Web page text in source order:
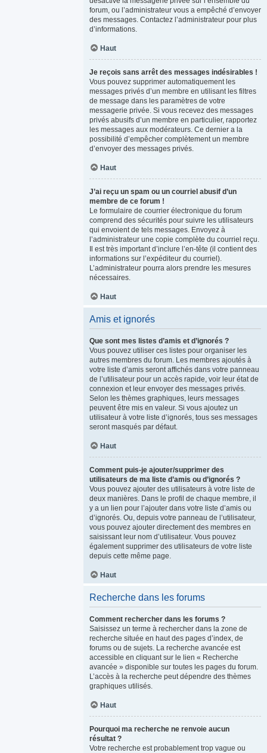
forum, ou l’administrateur vous a empêché d’envoyer
des messages. Contactez l’administrateur pour plus
d’informations.
Haut
Je reçois sans arrêt des messages indésirables !
Vous pouvez supprimer automatiquement les
messages privés d’un membre en utilisant les filtres
de message dans les paramètres de votre
messagerie privée. Si vous recevez des messages
privés abusifs d’un membre en particulier, rapportez
les messages aux modérateurs. Ce dernier a la
possibilité d’empêcher complètement un membre
d’envoyer des messages privés.
Haut
J’ai reçu un spam ou un courriel abusif d’un
membre de ce forum !
Le formulaire de courrier électronique du forum
comprend des sécurités pour suivre les utilisateurs
qui envoient de tels messages. Envoyez à
l’administrateur une copie complète du courriel reçu.
Il est très important d’inclure l’en-tête (il contient des
informations sur l’expéditeur du courriel).
L’administrateur pourra alors prendre les mesures
nécessaires.
Haut
Amis et ignorés
Que sont mes listes d’amis et d’ignorés ?
Vous pouvez utiliser ces listes pour organiser les
autres membres du forum. Les membres ajoutés à
votre liste d’amis seront affichés dans votre panneau
de l’utilisateur pour un accès rapide, voir leur état de
connexion et leur envoyer des messages privés.
Selon les thèmes graphiques, leurs messages
peuvent être mis en valeur. Si vous ajoutez un
utilisateur à votre liste d’ignorés, tous ses messages
seront masqués par défaut.
Haut
Comment puis-je ajouter/supprimer des
utilisateurs de ma liste d’amis ou d’ignorés ?
Vous pouvez ajouter des utilisateurs à votre liste de
deux manières. Dans le profil de chaque membre, il
y a un lien pour l’ajouter dans votre liste d’amis ou
d’ignorés. Ou, depuis votre panneau de l’utilisateur,
vous pouvez ajouter directement des membres en
saisissant leur nom d’utilisateur. Vous pouvez
également supprimer des utilisateurs de votre liste
depuis cette même page.
Haut
Recherche dans les forums
Comment rechercher dans les forums ?
Saisissez un terme à rechercher dans la zone de
recherche située en haut des pages d’index, de
forums ou de sujets. La recherche avancée est
accessible en cliquant sur le lien « Recherche
avancée » disponible sur toutes les pages du forum.
L’accès à la recherche peut dépendre des thèmes
graphiques utilisés.
Haut
Pourquoi ma recherche ne renvoie aucun
résultat ?
Votre recherche est probablement trop vague ou